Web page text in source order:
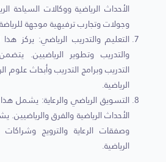
الأحداث الرياضية ووكالات السياحة
وجولات وتجارب ترفيهية موجهة
التعليم والتدريب الرياضي: يركز
والتدريب وتطوير الرياضيين.
التدريب وبرامج التدريب وأبحاث علوم
الرياضية.
التسويق الرياضي والرعاية: يشمل هذا
الأحداث الرياضية والفرق
وصفقات الرعاية والترويج وشراكات
الرياضية.